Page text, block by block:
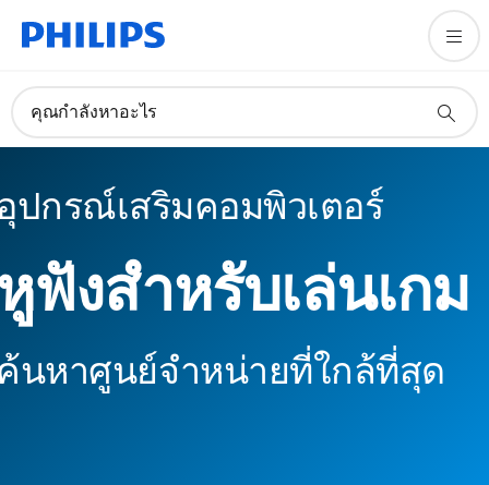
คุณกำลังหาอะไร
ปกรณ์เสริมคอมพิวเตอร์
ฟังสำหรับเล่นเกม
นหาศูนย์จำหน่ายที่ใกล้ที่สุด